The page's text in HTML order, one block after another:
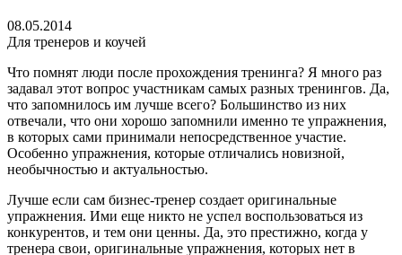
08.05.2014
Для тренеров и коучей
Что помнят люди после прохождения тренинга? Я много раз
задавал этот вопрос участникам самых разных тренингов. Да,
что запомнилось им лучше всего? Большинство из них
отвечали, что они хорошо запомнили именно те упражнения,
в которых сами принимали непосредственное участие.
Особенно упражнения, которые отличались новизной,
необычностью и актуальностью.
Лучше если сам бизнес-тренер создает оригинальные
упражнения. Ими еще никто не успел воспользоваться из
конкурентов, и тем они ценны. Да, это престижно, когда у
тренера свои, оригинальные упражнения, которых нет в